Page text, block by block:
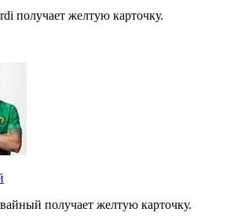
получает желтую карточку.
получает желтую карточку.